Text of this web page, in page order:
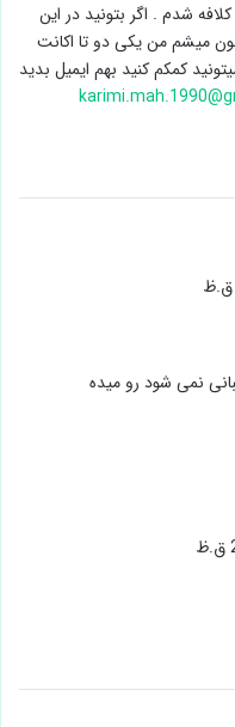
شدم . اگر بتونید در این
میشم من یکی دو تا اکانت
کمکم کنید بهم ایمیل بدید
نمی شود رو میده